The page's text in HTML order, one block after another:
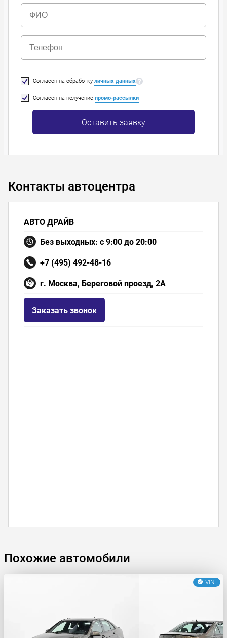
Согласен на обработку личных данных
Согласен на получение промо-рассылки
Оставить заявку
Контакты автоцентра
АВТО ДРАЙВ
Без выходных: с 9:00 до 20:00
+7 (495) 492-48-16
г. Москва, Береговой проезд, 2А
Заказать звонок
Похожие автомобили
VIN